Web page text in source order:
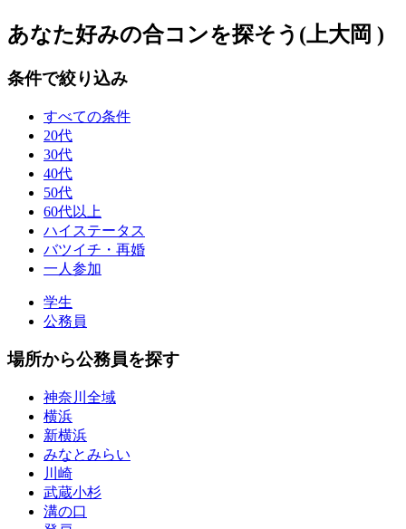
あなた好みの合コンを探そう(上大岡 )
条件で絞り込み
すべての条件
20代
30代
40代
50代
60代以上
ハイステータス
バツイチ・再婚
一人参加
学生
公務員
場所から公務員を探す
神奈川全域
横浜
新横浜
みなとみらい
川崎
武蔵小杉
溝の口